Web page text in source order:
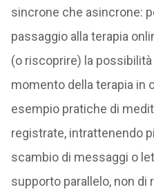
sincrone che asincrone:
passaggio alla terapia
(o riscoprire) la
momento della terapia in
esempio pratiche di
registrate, intrattenendo
scambio di messaggi o
supporto parallelo, non di